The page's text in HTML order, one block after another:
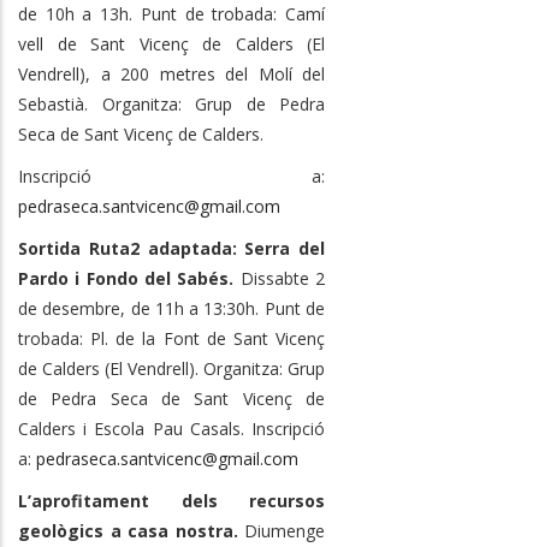
de 10h a 13h. Punt de trobada: Camí
vell de Sant Vicenç de Calders (El
Vendrell), a 200 metres del Molí del
Sebastià. Organitza: Grup de Pedra
Seca de Sant Vicenç de Calders.
Inscripció a:
pedraseca.santvicenc@gmail.com
Sortida Ruta2 adaptada: Serra del
Pardo i Fondo del Sabés. Dissabte 2
de desembre, de 11h a 13:30h. Punt de
trobada: Pl. de la Font de Sant Vicenç
de Calders (El Vendrell). Organitza: Grup
de Pedra Seca de Sant Vicenç de
Calders i Escola Pau Casals. Inscripció
a: pedraseca.santvicenc@gmail.com
L’aprofitament dels recursos
geològics a casa nostra. Diumenge